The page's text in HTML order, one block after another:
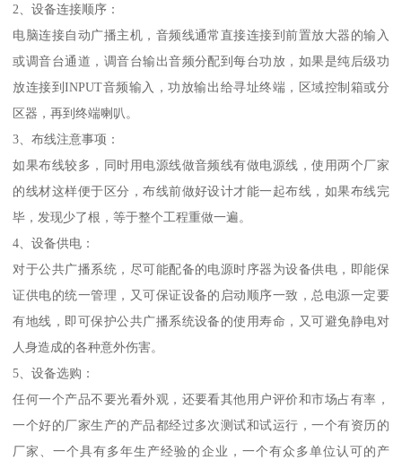
2、设备连接顺序：
电脑连接自动广播主机，音频线通常直接连接到前置放大器的输入
或调音台通道，调音台输出音频分配到每台功放，如果是纯后级功
放连接到INPUT音频输入，功放输出给寻址终端，区域控制箱或分
区器，再到终端喇叭。
3、布线注意事项：
如果布线较多，同时用电源线做音频线有做电源线，使用两个厂家
的线材这样便于区分，布线前做好设计才能一起布线，如果布线完
毕，发现少了根，等于整个工程重做一遍。
4、设备供电：
对于公共广播系统，尽可能配备的电源时序器为设备供电，即能保
证供电的统一管理，又可保证设备的启动顺序一致，总电源一定要
有地线，即可保护公共广播系统设备的使用寿命，又可避免静电对
人身造成的各种意外伤害。
5、设备选购：
任何一个产品不要光看外观，还要看其他用户评价和市场占有率，
一个好的厂家生产的产品都经过多次测试和试运行，一个有资历的
厂家、一个具有多年生产经验的企业，一个有众多单位认可的产